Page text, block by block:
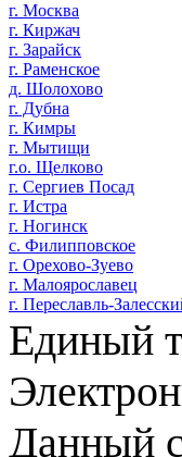
г. Москва
г. Киржач
г. Зарайск
г. Раменское
д. Шолохово
г. Дубна
г. Кимры
г. Мытищи
г.о. Щелково
г. Сергиев Посад
г. Истра
г. Ногинск
с. Филипповское
г. Орехово-Зуево
г. Малоярославец
г. Переславль-
Единый
Данный